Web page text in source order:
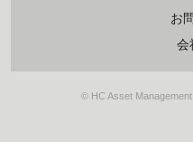
お
会
© HC Asset